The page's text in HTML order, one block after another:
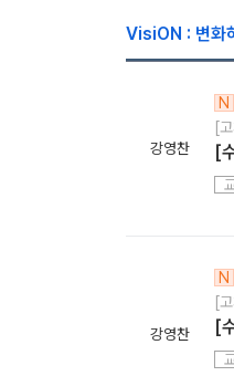
VisiON : 변화
강영찬
N
[
[
강영찬
N
[
[